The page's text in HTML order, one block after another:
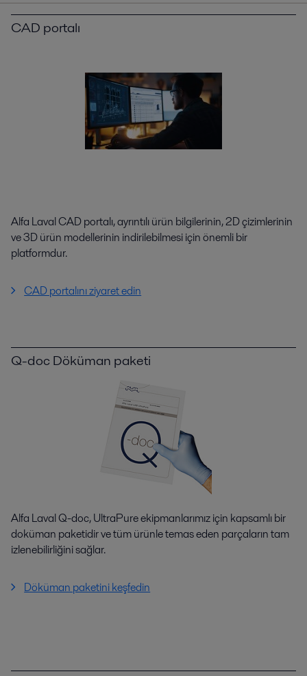
CAD portalı
Alfa Laval CAD portalı, ayrıntılı ürün bilgilerinin, 2D çizimlerinin
ve 3D ürün modellerinin indirilebilmesi için önemli bir
platformdur.
CAD portalını ziyaret edin
Q-doc Döküman paketi
Alfa Laval Q-doc, UltraPure ekipmanlarımız için kapsamlı bir
doküman paketidir ve tüm ürünle temas eden parçaların tam
izlenebilirliğini sağlar.
Döküman paketini keşfedin